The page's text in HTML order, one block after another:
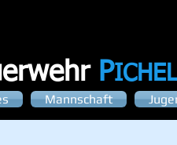
P
Mannschaft